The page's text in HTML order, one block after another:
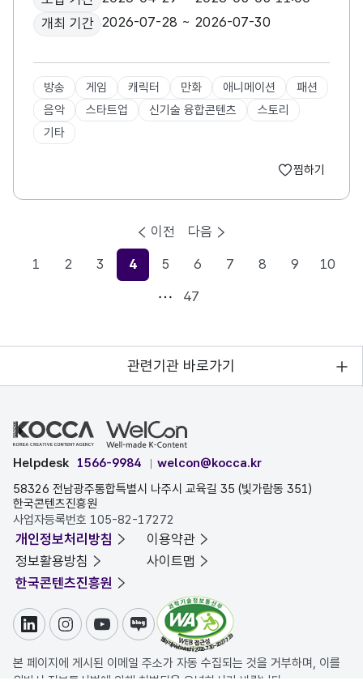
개최 기간 2026-07-28 ~ 2026-07-30
방송 게임 캐릭터 만화 애니메이션
패션
음악
스타트업 신기술 융합콘텐츠
스토리
기타
찜하기
이전
1
2 3
현재페이지
4 5 6 7 8 9
10
47
다음
관련기관 바로가기
Helpdesk 1566-9984
welcon@kocca.kr
58326 전남광주통합특별시 나주시 교육길 35 (빛가람동 351)
한국콘텐츠진흥원
사업자등록번호 105-82-17272
개인정보처리방침
이용약관
정보활용방침
사이트맵
한국콘텐츠진흥원
링크드인인스타그램
유튜브블로그
본 페이지에 게시된 이메일 주소가 자동 수집되는 것을 거부하며, 이를
위반시 정보통신법에 의해 처벌됨을 유념하시기 바랍니다.